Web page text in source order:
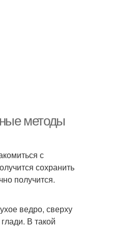
методы
с
сохранить
получится.
ведро, сверху
В такой